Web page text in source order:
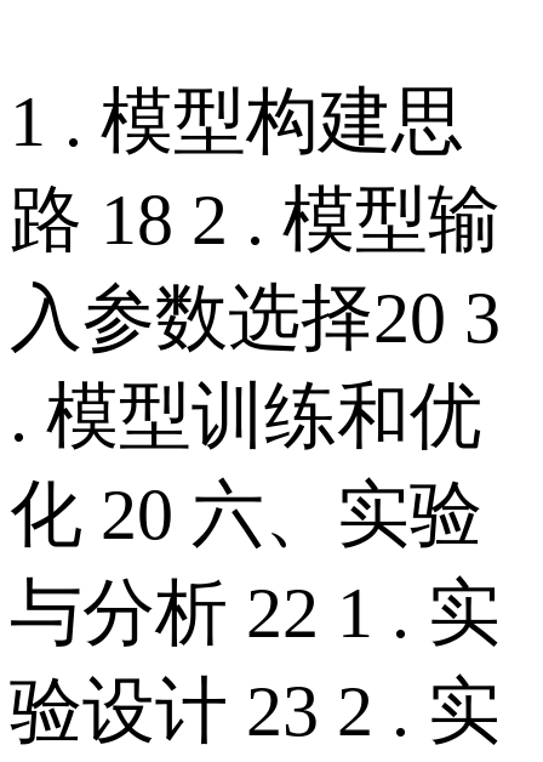
1 . 模型构建思
路 18 2 . 模型输
入参数选择20 3
. 模型训练和优
化 20 六、实验
与分析 22 1 . 实
验设计 23 2 . 实